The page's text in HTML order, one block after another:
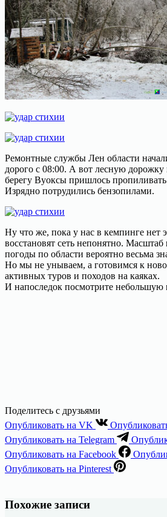
Ремонтные службы Лен области
дорого с 08:00. А вот лесную
берегу Вуоксы пришлось
Изрядно потрудились бензопилами.
Ну что же, пока у нас в кемпинге нет
восстановят сеть непонятно.
погоды по области вероятно весьма
Но мы не унываем, а готовимся к
активных туров и походов на каяках.
И напоследок посмотрите небольшую
Поделитесь с друзьями
Опубликовать на VK
Опубликовать на Telegram
Опубликовать на Facebook
Опубликовать на Pinterest
Похожие записи